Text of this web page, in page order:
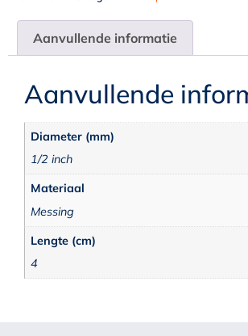
Aanvullende informatie
Aanvullende
Diameter (mm)
1/2 inch
Materiaal
Messing
Lengte (cm)
4